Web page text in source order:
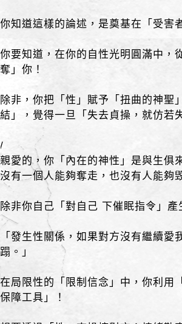
你知道這樣的論述，是奠基在「受害
你要知道，在你的自性光明圓滿中，
奪」你！
除非，你把「性」賦予「扭曲的神聖
結」，覺得一旦「失去貞操，就仿若
/
親愛的，你「內在的神性」是與生俱
沒有一個人能夠奪走，也沒有人能夠
除非你自己「對自己 下催眠指令」
「發生性關係，如果對方沒有繼續
蹋。」
在局限性的「限制信念」中，你利用
保障工具」！